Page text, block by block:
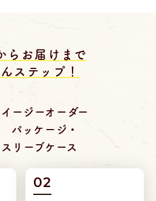
らお届けまで
ステップ！
イージーオーダー
パッケージ・
スリーブケース
02